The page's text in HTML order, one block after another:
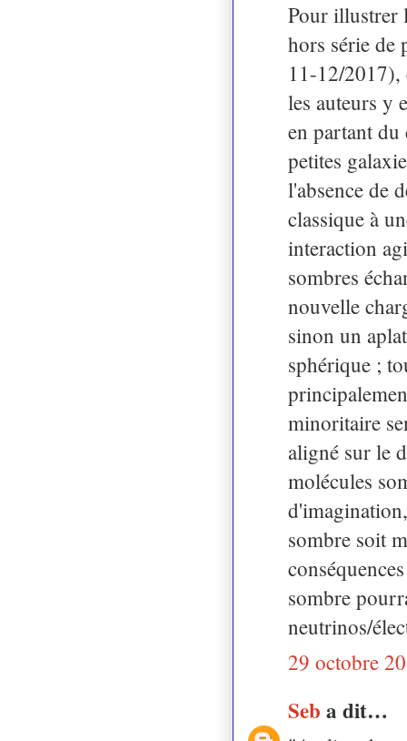
Pour illustrer
hors série de
11-12/
les auteurs y
en partant du
petites
l'absence de
classique à
interaction
sombres
nouvelle
sinon un
sphérique ;
minoritaire
aligné sur le
molécules
sombre soit
sombre
neutrinos/
29 octobre
Seb a dit…